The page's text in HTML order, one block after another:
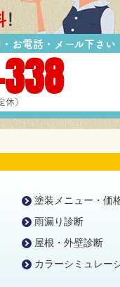
!
お電話・メール下さい
）
塗装メニュー・価
雨漏り診断
屋根・外壁診断
カラーシミュレー